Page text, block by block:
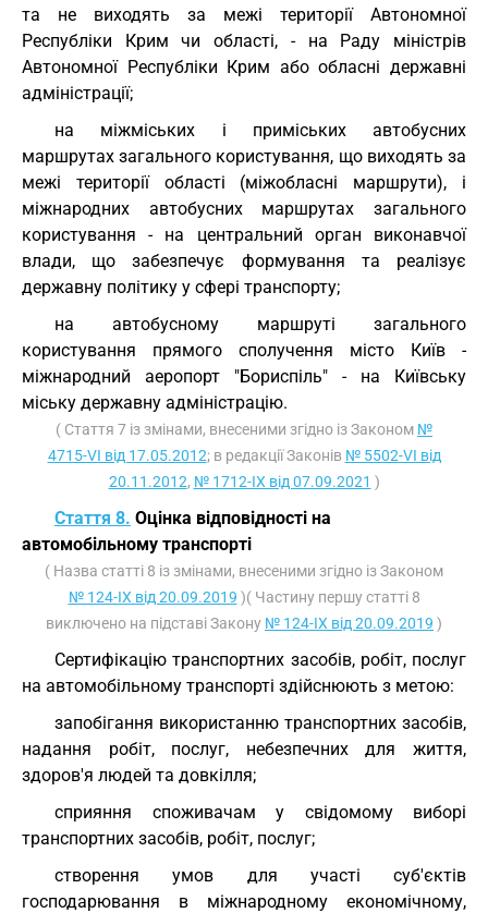
та не виходять за межі території Автономної
Республіки Крим чи області, - на Раду міністрів
Автономної Республіки Крим або обласні державні
адміністрації;
на міжміських і приміських автобусних
маршрутах загального користування, що виходять за
межі території області (міжобласні маршрути), і
міжнародних автобусних маршрутах загального
користування - на центральний орган виконавчої
влади, що забезпечує формування та реалізує
державну політику у сфері транспорту;
на автобусному маршруті загального
користування прямого сполучення місто Київ -
міжнародний аеропорт "Бориспіль" - на Київську
міську державну адміністрацію.
( Стаття 7 із змінами, внесеними згідно із Законом №
4715-VI від 17.05.2012; в редакції Законів № 5502-VI від
20.11.2012, № 1712-IX від 07.09.2021 )
Стаття 8. Оцінка відповідності на
автомобільному транспорті
( Назва статті 8 із змінами, внесеними згідно із Законом
№ 124-IX від 20.09.2019 )( Частину першу статті 8
виключено на підставі Закону № 124-IX від 20.09.2019 )
Сертифікацію транспортних засобів, робіт, послуг
на автомобільному транспорті здійснюють з метою:
запобігання використанню транспортних засобів,
надання робіт, послуг, небезпечних для життя,
здоров'я людей та довкілля;
сприяння споживачам у свідомому виборі
транспортних засобів, робіт, послуг;
створення умов для участі суб'єктів
господарювання в міжнародному економічному,